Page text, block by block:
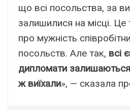
що всі посольства, за
залишилися на місці. Це
про мужність
посольств. Але так, всі
дипломати
ж виїхали», — сказала